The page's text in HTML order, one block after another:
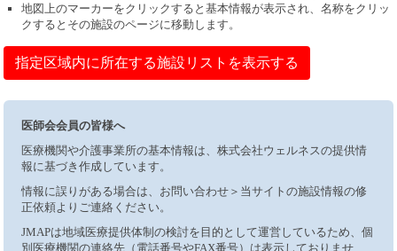
地図上のマーカーをクリックすると基本情報が表示され、名称をクリッ
クするとその施設のページに移動します。
指定区域内に所在する施設リストを表示する
医師会会員の皆様へ
医療機関や介護事業所の基本情報は、株式会社ウェルネスの提供情
報に基づき作成しています。
情報に誤りがある場合は、お問い合わせ＞当サイトの施設情報の修
正依頼よりご連絡ください。
JMAPは地域医療提供体制の検討を目的として運営しているため、個
別医療機関の連絡先（電話番号やFAX番号）は表示しておりませ